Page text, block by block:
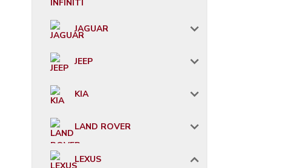
JAGUAR
JEEP
KIA
LAND ROVER
LEXUS